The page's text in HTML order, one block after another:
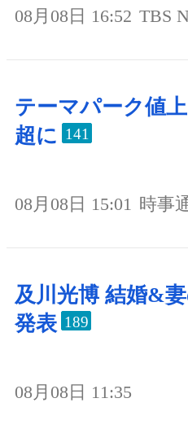
08月08日 16:52 TBS
テーマパーク値
超に 141
08月08日 15:01 時事
及川光博 結婚&
発表 189
08月08日 11:35